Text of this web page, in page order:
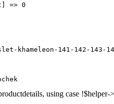
=> 0
khameleon-141-142-143-
using case !$helper-